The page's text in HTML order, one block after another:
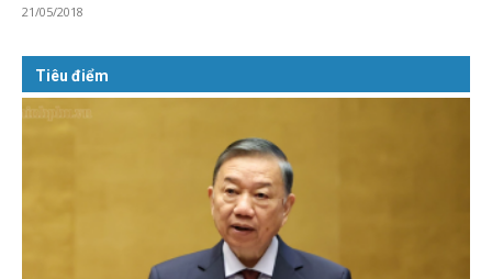
21/05/2018
Tiêu điểm